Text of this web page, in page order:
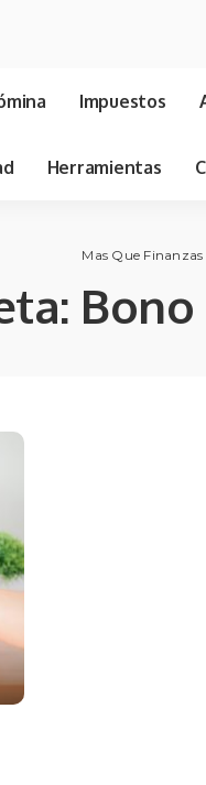
Impuestos
Herramientas
Mas Que Finanzas